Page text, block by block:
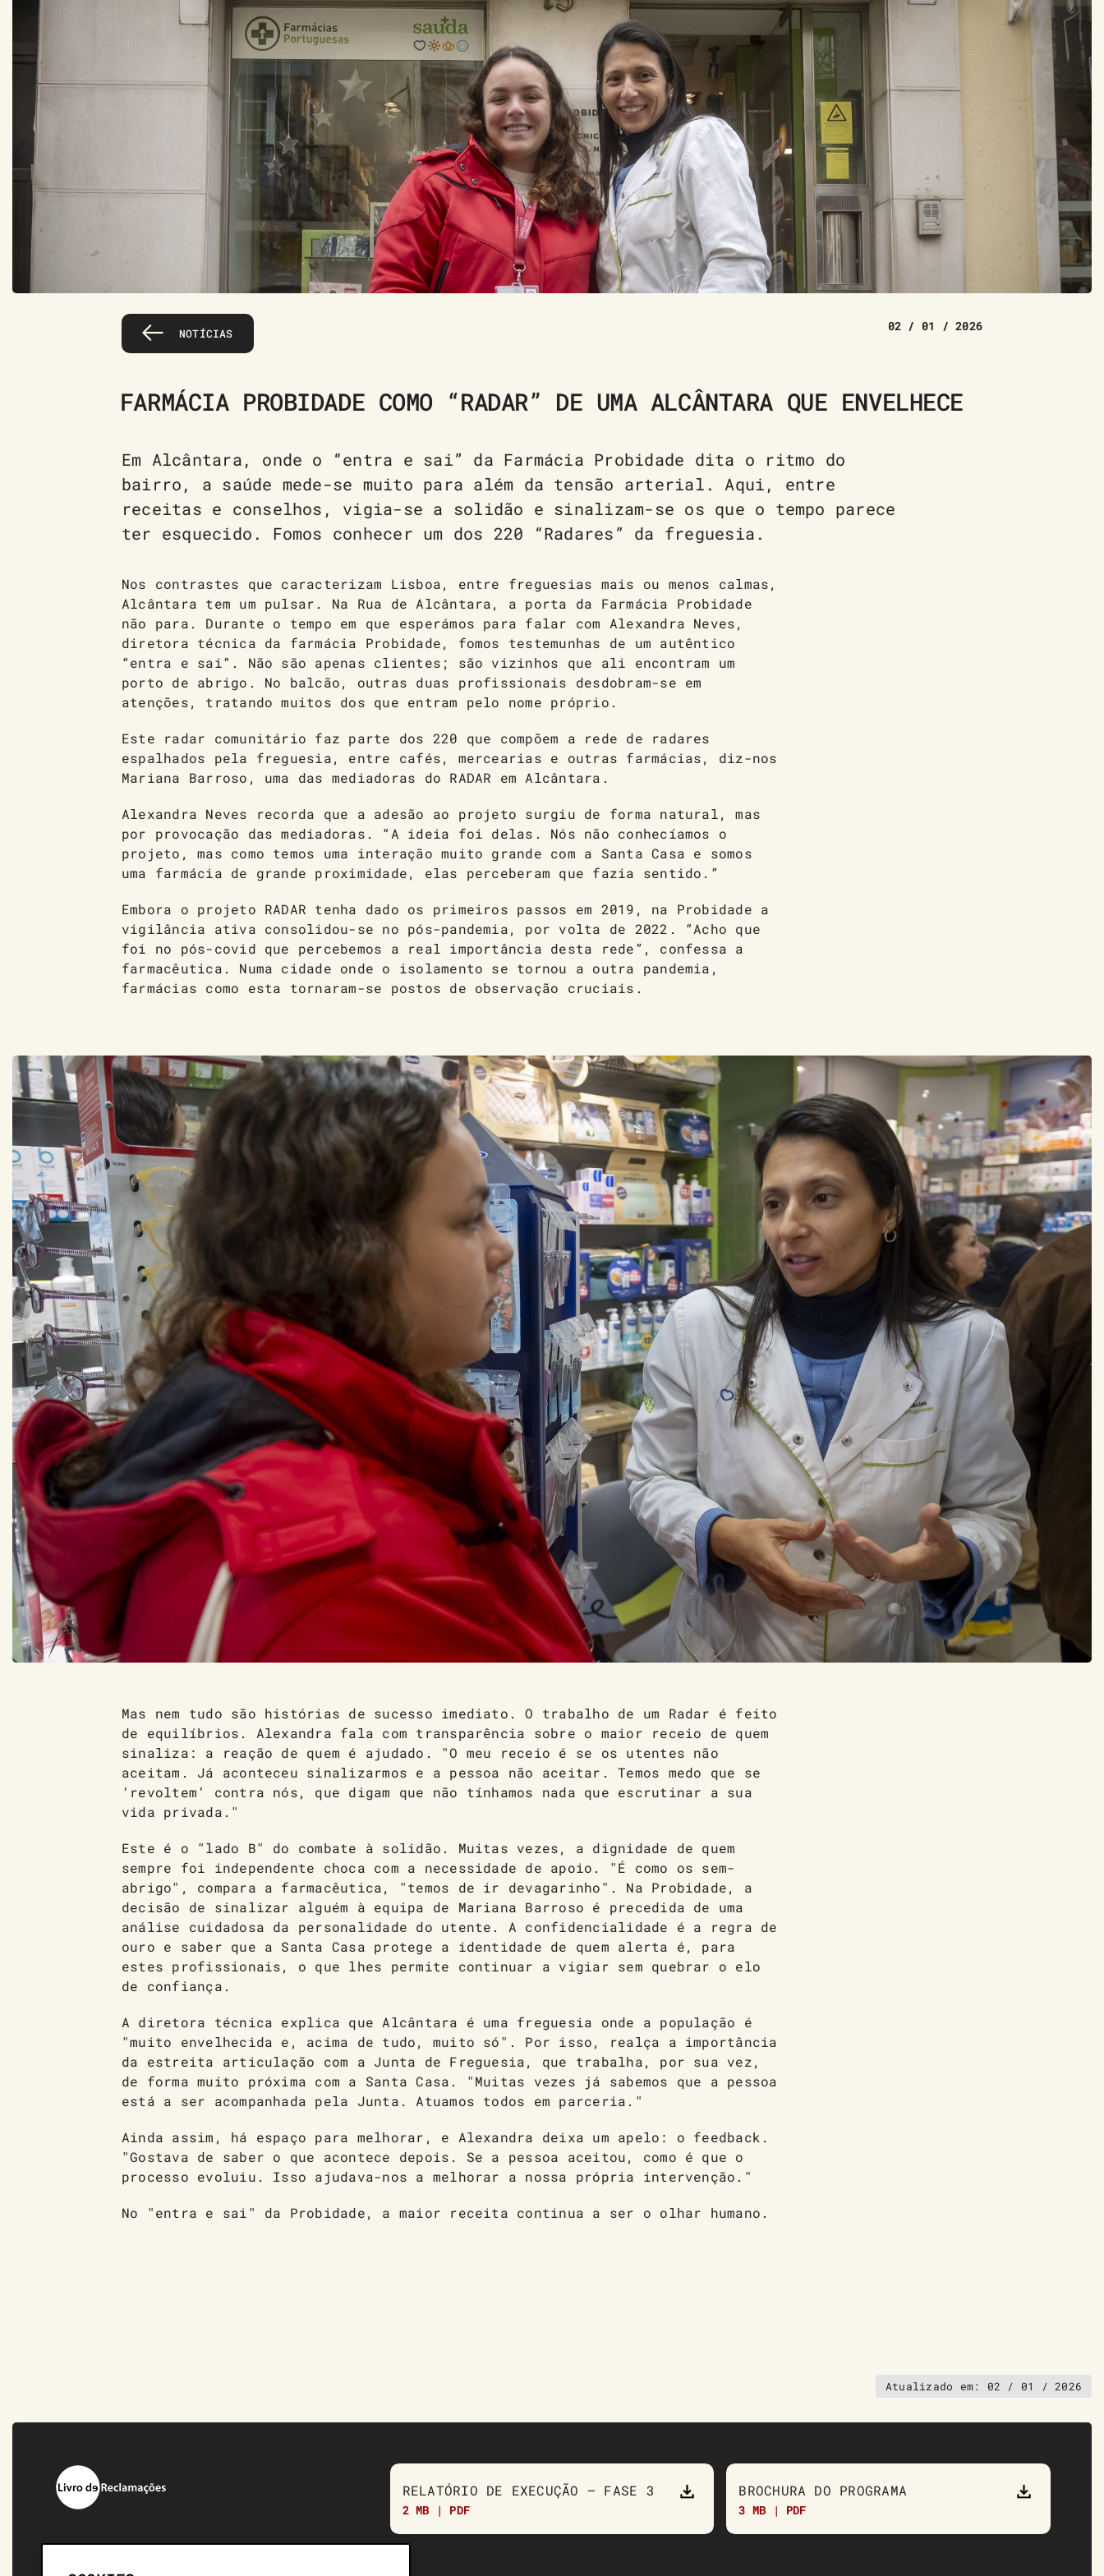
NOTÍCIAS
02 / 01 / 2026
FARMÁCIA PROBIDADE COMO “RADAR” DE UMA ALCÂNTARA QUE ENVELHECE
Em Alcântara, onde o “entra e sai” da Farmácia Probidade dita o ritmo do
bairro, a saúde mede-se muito para além da tensão arterial. Aqui, entre
receitas e conselhos, vigia-se a solidão e sinalizam-se os que o tempo parece
ter esquecido. Fomos conhecer um dos 220 “Radares” da freguesia.
Nos contrastes que caracterizam Lisboa, entre freguesias mais ou menos calmas,
Alcântara tem um pulsar. Na Rua de Alcântara, a porta da Farmácia Probidade
não para. Durante o tempo em que esperámos para falar com Alexandra Neves,
diretora técnica da farmácia Probidade, fomos testemunhas de um autêntico
“entra e sai”. Não são apenas clientes; são vizinhos que ali encontram um
porto de abrigo. No balcão, outras duas profissionais desdobram-se em
atenções, tratando muitos dos que entram pelo nome próprio.
Este radar comunitário faz parte dos 220 que compõem a rede de radares
espalhados pela freguesia, entre cafés, mercearias e outras farmácias, diz-nos
Mariana Barroso, uma das mediadoras do RADAR em Alcântara.
Alexandra Neves recorda que a adesão ao projeto surgiu de forma natural, mas
por provocação das mediadoras. “A ideia foi delas. Nós não conhecíamos o
projeto, mas como temos uma interação muito grande com a Santa Casa e somos
uma farmácia de grande proximidade, elas perceberam que fazia sentido.”
Embora o projeto RADAR tenha dado os primeiros passos em 2019, na Probidade a
vigilância ativa consolidou-se no pós-pandemia, por volta de 2022. “Acho que
foi no pós-covid que percebemos a real importância desta rede”, confessa a
farmacêutica. Numa cidade onde o isolamento se tornou a outra pandemia,
farmácias como esta tornaram-se postos de observação cruciais.
Mas nem tudo são histórias de sucesso imediato. O trabalho de um Radar é feito
de equilíbrios. Alexandra fala com transparência sobre o maior receio de quem
sinaliza: a reação de quem é ajudado. "O meu receio é se os utentes não
aceitam. Já aconteceu sinalizarmos e a pessoa não aceitar. Temos medo que se
‘revoltem’ contra nós, que digam que não tínhamos nada que escrutinar a sua
vida privada."
Este é o "lado B" do combate à solidão. Muitas vezes, a dignidade de quem
sempre foi independente choca com a necessidade de apoio. "É como os sem-
abrigo", compara a farmacêutica, "temos de ir devagarinho". Na Probidade, a
decisão de sinalizar alguém à equipa de Mariana Barroso é precedida de uma
análise cuidadosa da personalidade do utente. A confidencialidade é a regra de
ouro e saber que a Santa Casa protege a identidade de quem alerta é, para
estes profissionais, o que lhes permite continuar a vigiar sem quebrar o elo
de confiança.
A diretora técnica explica que Alcântara é uma freguesia onde a população é
"muito envelhecida e, acima de tudo, muito só". Por isso, realça a importância
da estreita articulação com a Junta de Freguesia, que trabalha, por sua vez,
de forma muito próxima com a Santa Casa. "Muitas vezes já sabemos que a pessoa
está a ser acompanhada pela Junta. Atuamos todos em parceria."
Ainda assim, há espaço para melhorar, e Alexandra deixa um apelo: o feedback.
"Gostava de saber o que acontece depois. Se a pessoa aceitou, como é que o
processo evoluiu. Isso ajudava-nos a melhorar a nossa própria intervenção."
No "entra e sai" da Probidade, a maior receita continua a ser o olhar humano.
Atualizado em: 02 / 01 / 2026
RELATÓRIO DE EXECUÇÃO – FASE 3
2 MB | PDF
BROCHURA DO PROGRAMA
3 MB | PDF